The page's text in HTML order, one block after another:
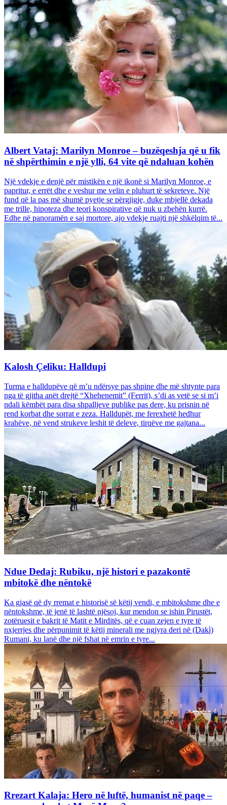
Albert Vataj: Marilyn Monroe – buzëqeshja që u fik
në shpërthimin e një ylli, 64 vite që ndaluan kohën
Një vdekje e denjë për mistikën e një ikonë si Marilyn Monroe, e
papritur, e errët dhe e veshur me velin e pluhurt të sekreteve. Një
fund që la pas më shumë pyetje se përgjigje, duke mbjellë dekada
me trille, hipoteza dhe teori konspirative që nuk u zbehën kurrë.
Edhe në panoramën e saj mortore, ajo vdekje ruajti një shkëlqim të...
Kalosh Çeliku: Halldupi
Turma e halldupëve që m’u ndërsye pas shpine dhe më shtynte para
nga të gjitha anët drejtë “Xhehenemit” (Ferrit), s’di as vetë se si m’i
ndali këmbët para disa shpalljeve publike pas dere, ku prisnin në
rend korbat dhe sorrat e zeza. Halldupët, me ferexhetë hedhur
krahëve, në vend strukeve leshit të deleve, tirqëve me gajtana...
Ndue Dedaj: Rubiku, një histori e pazakontë
mbitokë dhe nëntokë
Ka gjasë që dy rremat e historisë së këtij vendi, e mbitokshme dhe e
nëntokshme, të jenë të lashtë njësoj, kur mendon se ishin Pirustët,
zotëruesit e bakrit të Matit e Mirditës, që e çuan zejen e tyre të
nxjerrjes dhe përpunimit të këtij minerali me ngjyra deri në (Dakì)
Rumani, ku lanë dhe një fshat në emrin e tyre...
Rrezart Kalaja: Hero në luftë, humanist në paqe –